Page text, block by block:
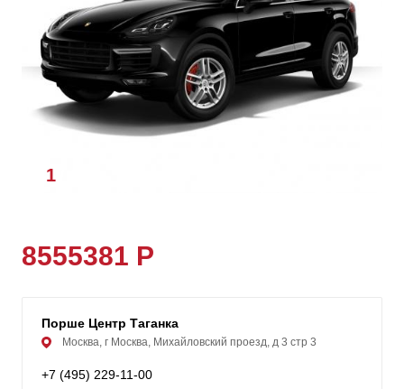
1
8555381 Р
Порше Центр Таганка
Москва, г Москва, Михайловский проезд, д 3 стр 3
+7 (495) 229-11-00